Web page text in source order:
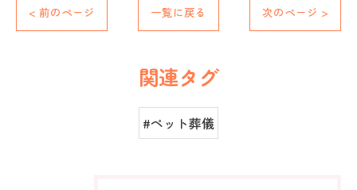
< 前のページ 一覧に戻る 次のページ >
関連タグ
#ペット葬儀